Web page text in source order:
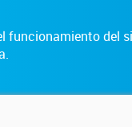
funcionamiento del